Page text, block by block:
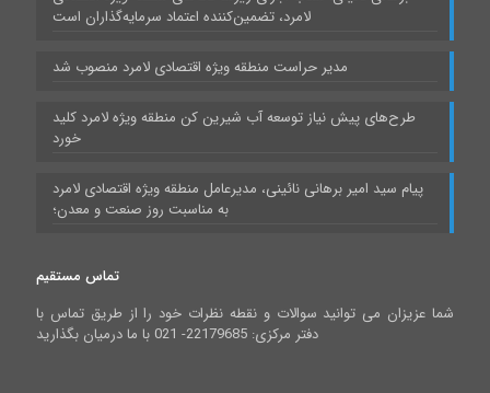
لامرد، تضمین‌کننده اعتماد سرمایه‌گذاران است
مدیر حراست منطقه ویژه اقتصادی لامرد منصوب شد
طرح‌های پیش نیاز توسعه آب شیرین کن منطقه ویژه لامرد کلید
خورد
پیام سید امیر برهانی نائینی، مدیرعامل منطقه ویژه اقتصادی لامرد
به مناسبت روز صنعت و معدن؛
تماس مستقیم
شما عزیزان می توانید سوالات و نقطه نظرات خود را از طریق تماس با
دفتر مرکزی: 22179685- 021 با ما درمیان بگذارید